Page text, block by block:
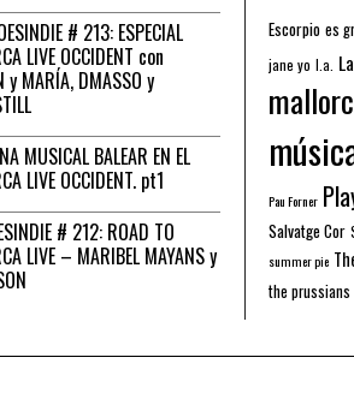
# 213: ESPECIAL
LIVE OCCIDENT con
y MARÍA, DMASSO y
MUSICAL BALEAR EN EL
LIVE OCCIDENT. pt1
# 212: ROAD TO
LIVE – MARIBEL MAYANS y
Escorpio es
jane yo l.a.
Pau Forner
Salvatge Cor
summer pie
the prussians